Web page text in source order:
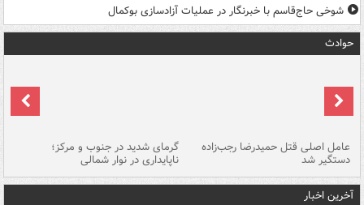
شوخی حاج‌قاسم با خبرنگار در عملیات آزادسازی بوکمال
حوادث
عامل اصلی قتل حمیدرضا رجب‌زاده
دستگیر شد
گرمای شدید در جنوب و مرکز؛
ناپایداری در نوار شمالی
آخرین اخبار